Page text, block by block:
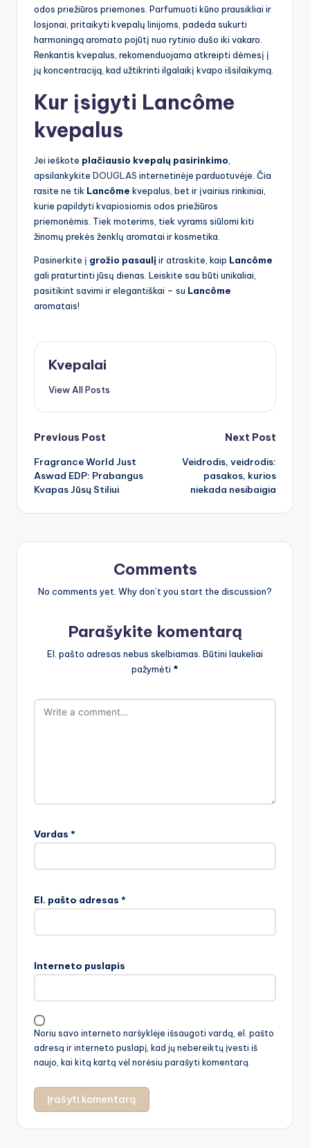
odos priežiūros priemones. Parfumuoti kūno prausikliai ir
losjonai, pritaikyti kvepalų linijoms, padeda sukurti
harmoningą aromato pojūtį nuo rytinio dušo iki vakaro.
Renkantis kvepalus, rekomenduojama atkreipti dėmesį į
jų koncentraciją, kad užtikrinti ilgalaikį kvapo išsilaikymą.
Kur įsigyti Lancôme
kvepalus
Jei ieškote plačiausio kvepalų pasirinkimo
apsilankykite DOUGLAS internetinėje parduotuvėje. Čia
rasite ne tik Lancôme kvepalus, bet ir įvairius rinkiniai,
kurie papildyti kvapiosiomis odos priežiūros
priemonėmis. Tiek moterims, tiek vyrams siūlomi kiti
žinomų prekės ženklų aromatai ir kosmetika.
Pasinerkite į grožio pasaulį ir atraskite, kaip Lancôme
gali praturtinti jūsų dienas. Leiskite sau būti unikaliai,
pasitikint savimi ir elegantiškai – su Lancôme
aromatais!
Kvepalai
View All Posts
Post
navigation
Previous Post
Fragrance World Just
Aswad EDP: Prabangus
Kvapas Jūsų Stiliui
Next Post
Veidrodis, veidrodis:
pasakos, kurios
niekada nesibaigia
Comments
No comments yet. Why don’t you start the discussion?
Parašykite komentarą
El. pašto adresas nebus skelbiamas. Būtini laukeliai
pažymėti *
Vardas *
El. pašto adresas *
Interneto puslapis
Noriu savo interneto naršyklėje išsaugoti vardą, el. pašto
adresą ir interneto puslapį, kad jų nebereiktų įvesti iš
naujo, kai kitą kartą vėl norėsiu parašyti komentarą.